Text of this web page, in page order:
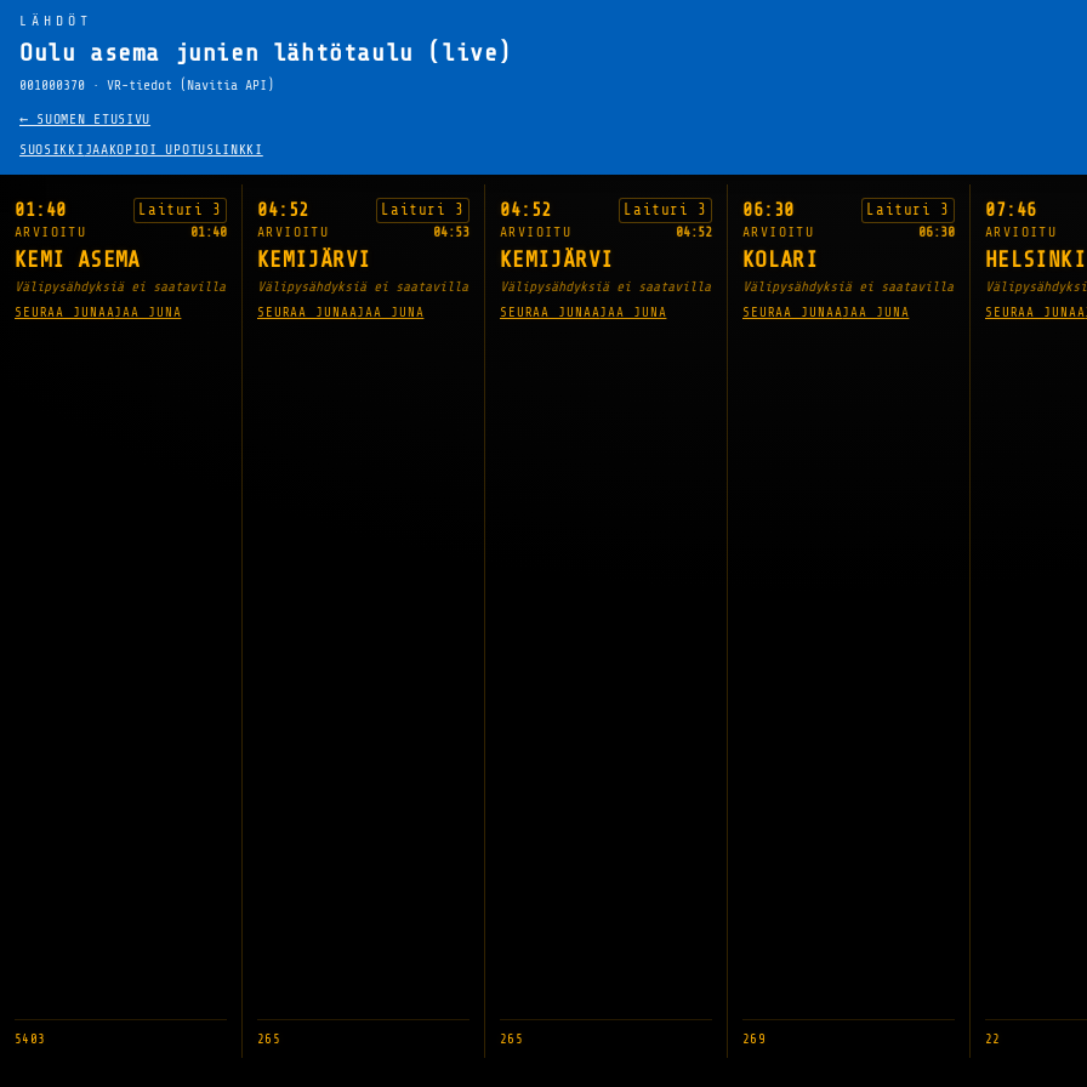
LÄHDÖT
Oulu asema junien lähtötaulu (live)
001000370 · VR-tiedot (Navitia API)
← SUOMEN ETUSIVU
SUOSIKKI JAA KOPIOI UPOTUSLINKKI
01:40 Laituri 3
ARVIOITU 01:40
KEMI ASEMA
Välipysähdyksiä ei saatavilla
SEURAA JUNAAJAA JUNA
5403
04:52 Laituri 3
ARVIOITU 04:53
KEMIJÄRVI
Välipysähdyksiä ei saatavilla
SEURAA JUNAAJAA JUNA
265
04:52 Laituri 3
ARVIOITU 04:52
KEMIJÄRVI
Välipysähdyksiä ei saatavilla
SEURAA JUNAAJAA JUNA
265
06:30 Laituri 3
ARVIOITU 06:30
KOLARI
Välipysähdyksiä ei saatavilla
SEURAA JUNAAJAA JUNA
269
07:46
ARVIOITU
SEURAA JUNAA
22